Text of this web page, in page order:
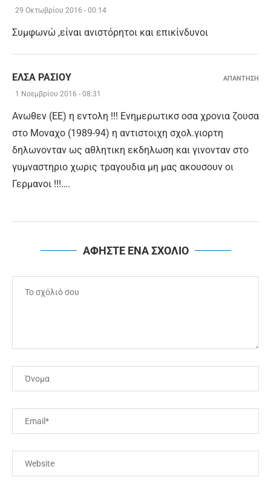
29 Οκτωβρίου 2016 - 00:14
Συμφωνώ ,είναι ανιστόρητοι και επικίνδυνοι
ΕΛΣΑ ΡΑΣΙΟΥ
1 Νοεμβρίου 2016 - 08:31
Ανωθεν (ΕΕ) η εντολη !!! Ενημερωτικσ οσα χρονια ζουσα
στο Μοναχο (1989-94) η αντιστοιχη σχολ.γιορτη
δηλωνονταν ως αθλητικη εκδηλωση και γινονταν στο
γυμναστηριο χωρις τραγουδια μη μας ακουσουν οι
Γερμανοι !!!….
ΑΠΑΝΤΗΣΗ
ΑΦΗΣΤΕ ΕΝΑ ΣΧΟΛΙΟ